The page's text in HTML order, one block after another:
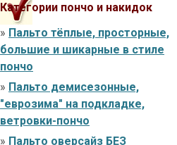
Категории пончо и накидок
» Пальто тёплые, просторные,
большие и шикарные в стиле
пончо
» Пальто демисезонные,
"еврозима" на подкладке,
ветровки-пончо
» Пальто оверсайз БЕЗ